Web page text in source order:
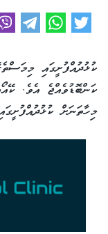
ކުޅުދުއްފުށީގައި
ކަންބޮޑުވެއްޖެ އެވެ.
މިހާތަނަށް ކުޅުދުއްފުށީގައި 7 ފިހާރައެއް ފަޅާލާއި ވައްކަންކޮށްފައިވެ